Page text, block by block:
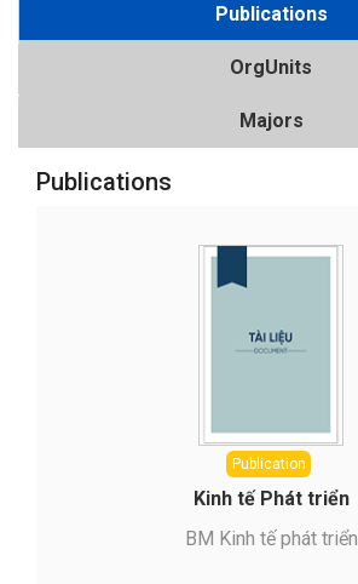
Publications
OrgUnits
Majors
Publications
Publication
Kinh tế Phát triển
BM Kinh tế phát triển